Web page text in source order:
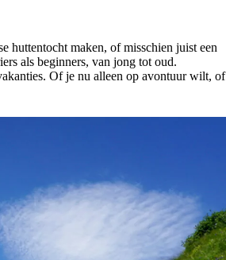
huttentocht maken, of misschien juist een
als beginners, van jong tot oud.
Of je nu alleen op avontuur wilt, of